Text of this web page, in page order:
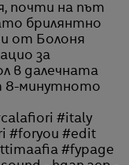
почти на път
брилянтно
от Болоня
за
в далечната
8-минутното
#italy
#foryou #edit
#fypage